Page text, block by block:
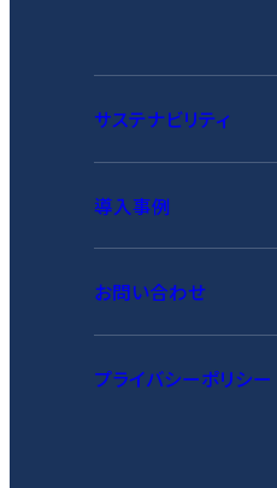
サステナビリティ
導入事例
お問い合わせ
プライバシーポリシー